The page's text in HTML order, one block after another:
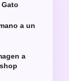
a un
a